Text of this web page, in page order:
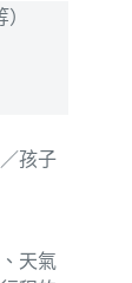
孩子
天氣